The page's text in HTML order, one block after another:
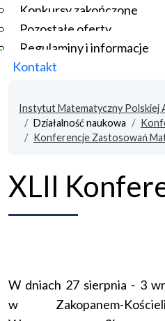
Konkursy zakończone
Pozostałe oferty
Regulaminy i informacje
Kontakt
Instytut Matematyczny Polskiej
Działalność naukowa
Konferencje Zastosowań
XLII
W dniach 27 sierpnia - 3
w Zakopanem-